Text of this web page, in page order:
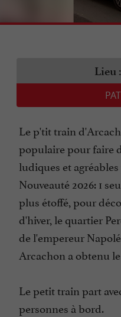
Lieu :
Le p'tit train
populaire pour faire
ludiques et
Nouveauté 2026: 1
plus étoffé, pour
d'hiver, le quartier
de l'empereur
Arcachon a obtenu
Le petit train part
personnes à bord.